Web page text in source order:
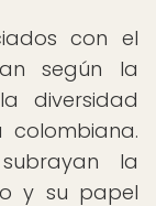
con el
según la
diversidad
la
y su papel